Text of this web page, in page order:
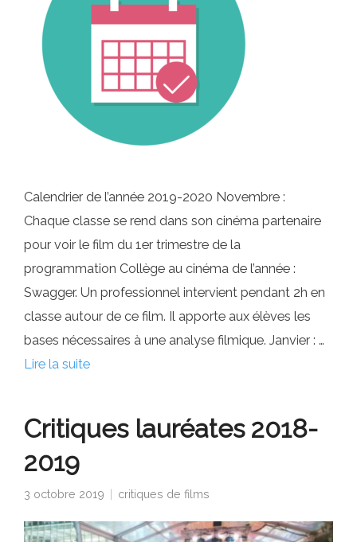
Calendrier de l’année 2019-2020 Novembre :
Chaque classe se rend dans son cinéma partenaire
pour voir le film du 1er trimestre de la
programmation Collège au cinéma de l’année :
Swagger. Un professionnel intervient pendant 2h en
classe autour de ce film. Il apporte aux élèves les
bases nécessaires à une analyse filmique. Janvier : …
Lire la suite
Critiques lauréates 2018-
2019
3 octobre 2019 critiques de films